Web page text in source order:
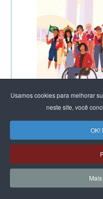
Usamos cookies para melhorar
neste site, você
OK!